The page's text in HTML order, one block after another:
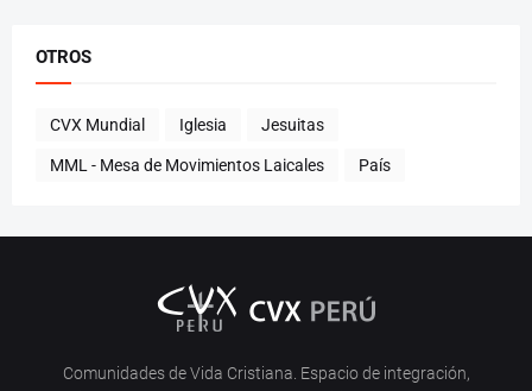
OTROS
CVX Mundial Iglesia Jesuitas
MML - Mesa de Movimientos Laicales País
Comunidades de Vida Cristiana. Espacio de integración,